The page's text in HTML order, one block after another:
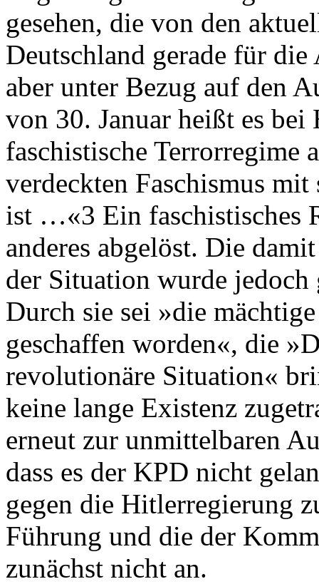
gesehen, die von den
Deutschland gerade für
aber unter Bezug auf den
von 30. Januar heißt es bei
faschistische Terrorregime
verdeckten Faschismus
ist …«3 Ein faschistisches
anderes abgelöst. Die
der Situation wurde
Durch sie sei »die
geschaffen worden«, die
revolutionäre Situation«
keine lange Existenz
erneut zur unmittelbaren
dass es der KPD nicht
gegen die Hitlerregierung
Führung und die der
zunächst nicht an.